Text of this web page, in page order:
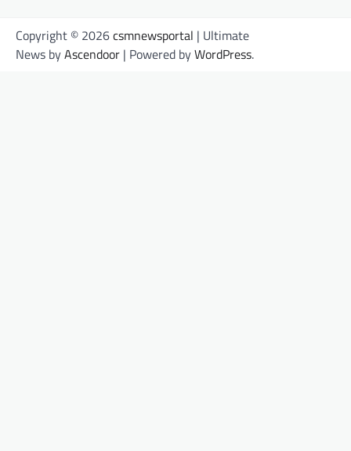
Copyright © 2026csmnewsportal | Ultimate
News byAscendoor | Powered byWordPress.